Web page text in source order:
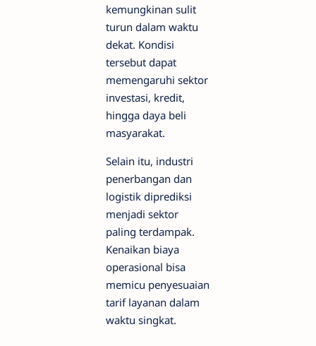
kemungkinan sulit
turun dalam waktu
dekat. Kondisi
tersebut dapat
memengaruhi sektor
investasi, kredit,
hingga daya beli
masyarakat.
Selain itu, industri
penerbangan dan
logistik diprediksi
menjadi sektor
paling terdampak.
Kenaikan biaya
operasional bisa
memicu penyesuaian
tarif layanan dalam
waktu singkat.